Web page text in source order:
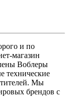
и по
магазин
Воблеры
технические
Мы
брендов с